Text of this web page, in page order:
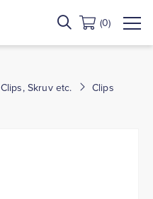
(0)
Clips, Skruv etc.
Clips